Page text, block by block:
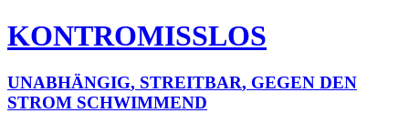
KONTROMISSLOS
UNABHÄNGIG, STREITBAR, GEGEN DEN
STROM SCHWIMMEND